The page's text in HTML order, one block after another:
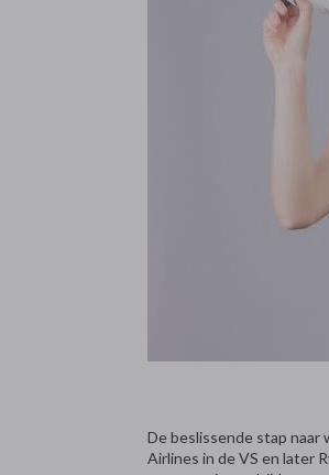
De beslissende stap
Airlines in de VS en later